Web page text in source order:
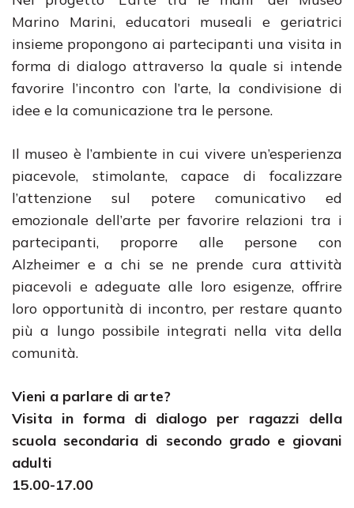
Marino Marini, educatori museali e geriatrici
insieme propongono ai partecipanti una visita in
forma di dialogo attraverso la quale si intende
favorire l’incontro con l’arte, la condivisione di
idee e la comunicazione tra le persone.
Il museo è l’ambiente in cui vivere un’esperienza
piacevole, stimolante, capace di focalizzare
l’attenzione sul potere comunicativo ed
emozionale dell’arte per favorire relazioni tra i
partecipanti, proporre alle persone con
Alzheimer e a chi se ne prende cura attività
piacevoli e adeguate alle loro esigenze, offrire
loro opportunità di incontro, per restare quanto
più a lungo possibile integrati nella vita della
comunità.
Vieni a parlare di arte?
Visita in forma di dialogo per ragazzi della
scuola secondaria di secondo grado e giovani
adulti
15.00-17.00